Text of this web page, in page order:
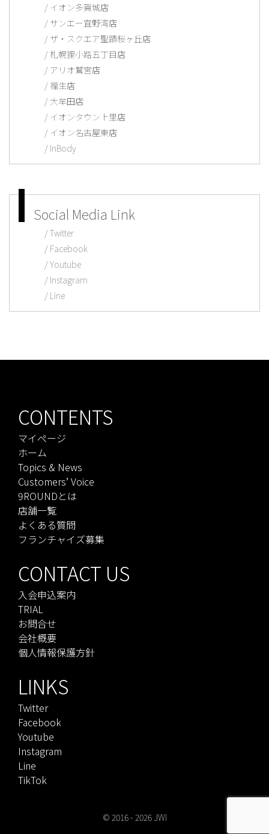
イオン多賀城店
サンエー宜野湾店
ザ・スクエア聖蹟桜ヶ丘店
札幌狸小路五丁目店
アリオ鷲宮店
福生店
大牟田店
イオンタウン上里店
イオン名古屋東店
InBody
Social Media Link
Twitter
Facebook
Youtube
Instagram
Line
CONTENTS
マイページ
ホーム
Topics & News
Customers’ Voice
9ROUNDとは
店舗一覧
よくある質問
フランチャイズ募集
CONTACT US
入会申込案内
TRIAL
お問合せ
会社概要
個人情報保護方針
LINKS
Twitter
Facebook
Youtube
Instagram
Line
TikTok
© 2016 - 2026 JWI